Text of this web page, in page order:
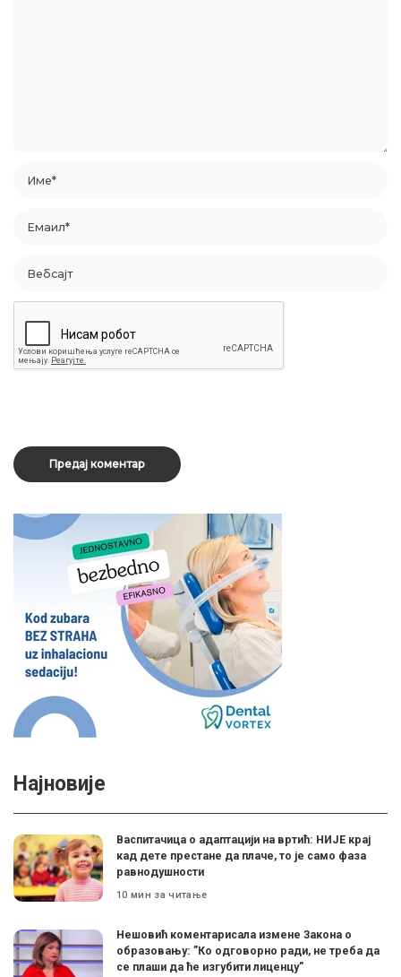
Најновије
Васпитачица о адаптацији на вртић: НИЈЕ крај
кад дете престане да плаче, то је само фаза
равнодушности
10 мин за читање
Нешовић коментарисала измене Закона о
образовању: ”Ко одговорно ради, не треба да
се плаши да ће изгубити лиценцу”